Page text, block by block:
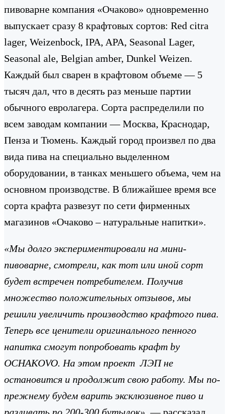
пивоварне компания «Очаково» одновременно
выпускает сразу 8 крафтовых сортов: Red citra
lager, Weizenbock, IPA, APA, Seasonal Lager,
Seasonal ale, Belgian amber, Dunkel Weizen.
Каждый был сварен в крафтовом объеме — 5
тысяч дал, что в десять раз меньше партии
обычного евролагера. Сорта распределили по
всем заводам компании — Москва, Краснодар,
Пенза и Тюмень. Каждый город произвел по два
вида пива на специально выделенном
оборудовании, в танках меньшего объема, чем на
основном производстве. В ближайшее время все
сорта крафта развезут по сети фирменных
магазинов «Очаково – натуральные напитки».
«Мы долго экспериментировали на мини-
пивоварне, смотрели, как тот или иной сорт
будет встречен потребителем. Получив
множество положительных отзывов, мы
решили увеличить производство крафтого пива.
Теперь все ценители оригинального пенного
напитка смогут попробовать крафт by
OCHAKOVO. На этом проект ЛЭП не
остановится и продолжит свою работу. Мы по-
прежнему будем варить эксклюзивное пиво и